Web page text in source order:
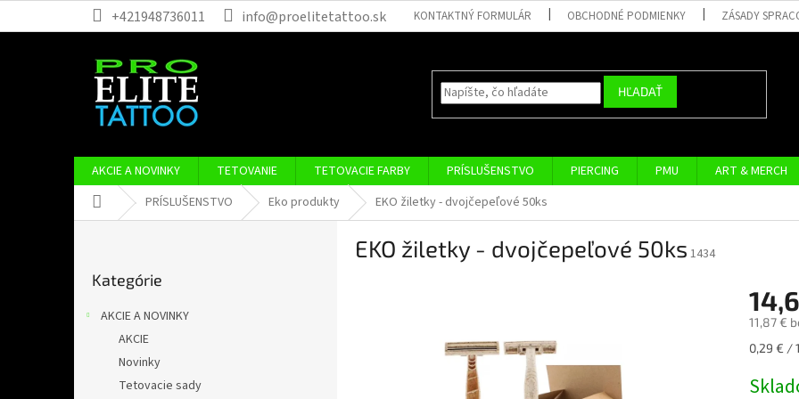
+421948736011 info@proelitetattoo.sk KONTAKTNÝ FORMULÁR OBCHODNÉ PODMIENKY ZÁSADY
HĽADAŤ
AKCIE A NOVINKY TETOVANIE TETOVACIE FARBY PRÍSLUŠENSTVO PIERCING PMU ART & MERCH
DomovPRÍSLUŠENSTVO Eko produkty EKO žiletky - dvojčepeľové 50ks
kategórie
Kategórie
AKCIE A NOVINKY
AKCIE
Novinky
Tetovacie sady
EKO žiletky - dvojčepeľové 50ks 1434
11,87 €
0,29 € /